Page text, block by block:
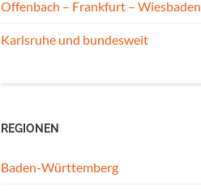
Offenbach – Frankfurt – Wiesbaden
Karlsruhe und bundesweit
REGIONEN
Baden-Württemberg